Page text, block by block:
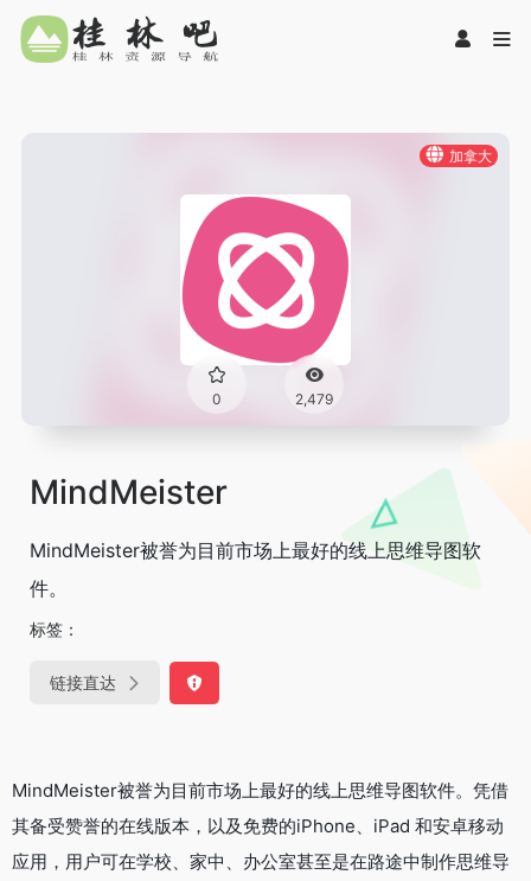
加拿大
0 2,479
MindMeister
MindMeister被誉为目前市场上最好的线上思维导图软
件。
标签：
链接直达
MindMeister被誉为目前市场上最好的线上思维导图软件。凭借
其备受赞誉的在线版本，以及免费的iPhone、iPad 和安卓移动
应用，用户可在学校、家中、办公室甚至是在路途中制作思维导